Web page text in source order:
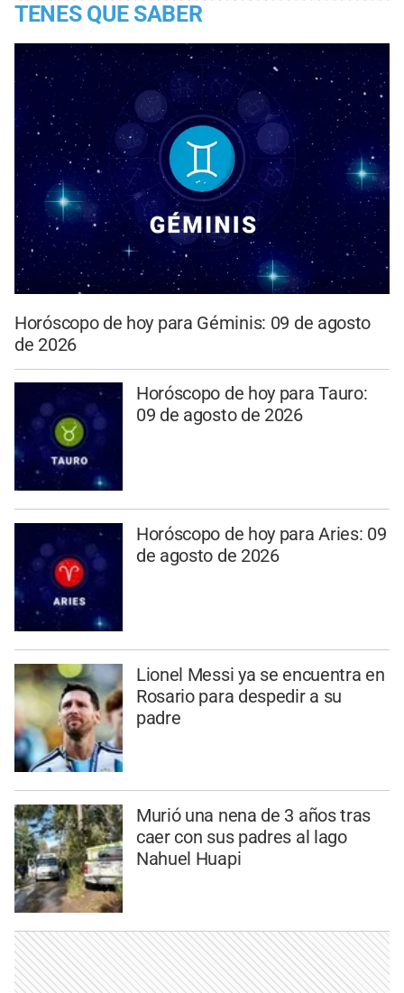
TENES QUE SABER
Horóscopo de hoy para Géminis: 09 de agosto
de 2026
Horóscopo de hoy para Tauro:
09 de agosto de 2026
Horóscopo de hoy para Aries: 09
de agosto de 2026
Lionel Messi ya se encuentra en
Rosario para despedir a su
padre
Murió una nena de 3 años tras
caer con sus padres al lago
Nahuel Huapi